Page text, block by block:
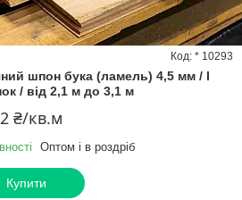
шпон бука (ламель) 4,5 мм / I
/ від 2,1 м до 3,1 м
* 10293
₴/кв.м
Оптом і в роздріб
Купити